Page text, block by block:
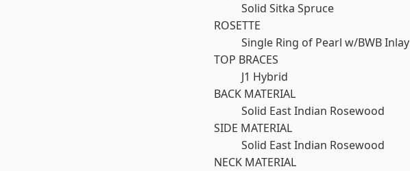
Solid Sitka Spruce
ROSETTE
Single Ring of Pearl w/BWB Inlay
TOP BRACES
J1 Hybrid
BACK MATERIAL
Solid East Indian Rosewood
SIDE MATERIAL
Solid East Indian Rosewood
NECK MATERIAL